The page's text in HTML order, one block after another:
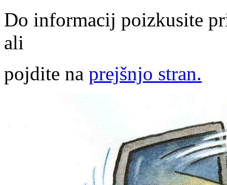
Do informacij poizkusite
ali
pojdite na prejšnjo stran.